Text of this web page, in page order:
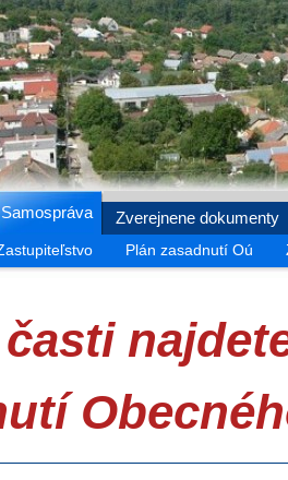
Samospráva Zverejnene dokumenty
Plán zasadnutí Oú